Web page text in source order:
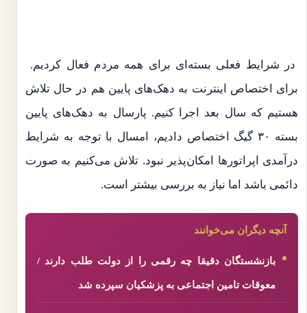
در شرایط فعلی بسته‌ای برای همه مردم فعال کردیم.
برای اختصاص اینترنت به دهک‌های پایین هم در حال تلاش
هستیم که سال بعد اجرا کنیم. پارسال به دهک‌های پایین
بسته ۳۰ گیگ اختصاص دادیم، امسال با توجه به شرایط
درآمدی اپراتورها امکان‌پذیر نبود. تلاش می‌کنیم به صورت
دائمی باشد اما نیاز به بررسی بیشتر است.
آنچه دیگران می‌خوانند
بازنشستگان دقیقا چه رقمی را از دولت طلب دارند /
معوقات تامین اجتماعی به پزشکیان سپرده شد